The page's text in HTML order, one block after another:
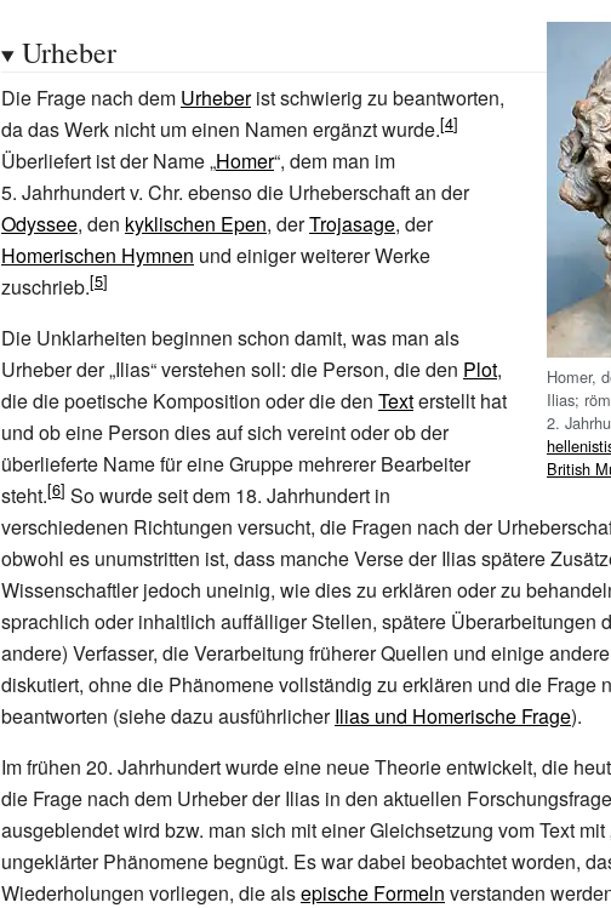
Homer,
Ilias;
2.
British
Urheber
Die Frage nach dem Urheberist schwierig zu beantworten,
da das Werk nicht um einen Namen ergänzt wurde.
Überliefert ist der Name „Homer“, dem man im
5. Jahrhundert v. Chr. ebenso die Urheberschaft an der
Odyssee, den kyklischen Epen, derTrojasage, der
Homerischen Hymnen und einiger weiterer Werke
zuschrieb.
Die Unklarheiten beginnen schon damit, was man als
Urheber der „Ilias“ verstehen soll: die Person, die den Plot,
die die poetische Komposition oder die den Texterstellt hat
und ob eine Person dies auf sich vereint oder ob der
überlieferte Name für eine Gruppe mehrerer Bearbeiter
steht.
So wurde seit dem 18. Jahrhundert in
verschiedenen Richtungen versucht, die Fragen nach der
obwohl es unumstritten ist, dass manche Verse der Ilias spätere
Wissenschaftler jedoch uneinig, wie dies zu erklären oder zu
sprachlich oder inhaltlich auffälliger Stellen, spätere Überarbeitungen
andere) Verfasser, die Verarbeitung früherer Quellen und einige
diskutiert, ohne die Phänomene vollständig zu erklären und die Frage
beantworten (siehe dazu ausführlicherIlias und Homerische Frage).
Im frühen 20. Jahrhundert wurde eine neue Theorie entwickelt, die
die Frage nach dem Urheber der Ilias in den aktuellen
ausgeblendet wird bzw. man sich mit einer Gleichsetzung vom Text mit
ungeklärter Phänomene begnügt. Es war dabei beobachtet worden,
Wiederholungen vorliegen, die alsepische Formeln verstanden